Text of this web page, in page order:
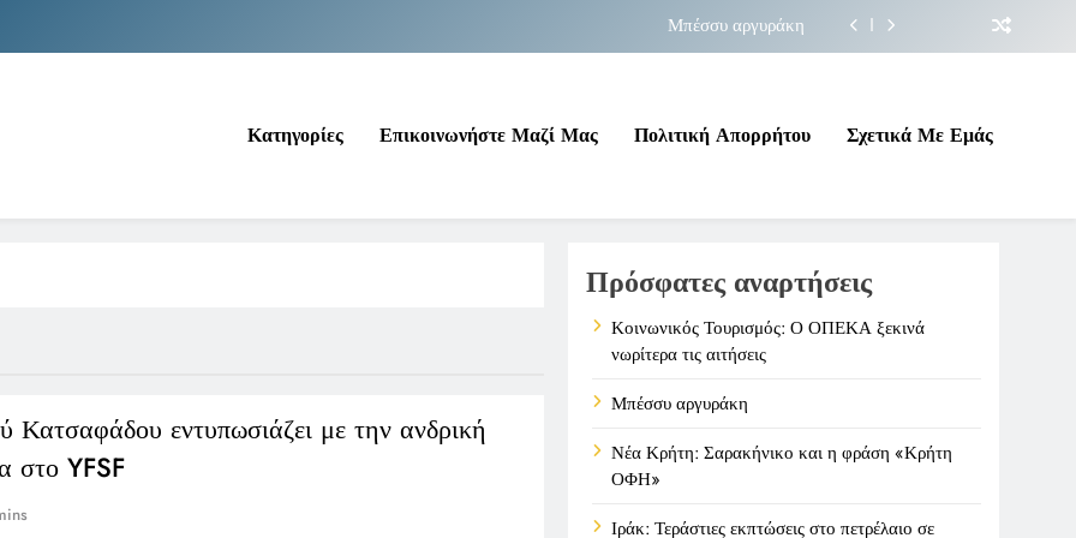
Μπέσσυ αργυράκη
Ιράκ: Τεράστιες εκπτώσεις στο πετρέλαιο σε επικίνδυνη γεωπολιτική συγκυρία
Μπέσσυ αργυράκη
Νέα Κρήτη: Σαρακήνικο και η φράση «Κρήτη ΟΦΗ»
Ιράκ: Τεράστιες εκπτώσεις στο πετρέλαιο σε επικίνδυνη γεωπολιτική συγκυρία
Κατηγορίες Επικοινωνήστε Μαζί Μας Πολιτική Απορρήτου Σχετικά Με Εμάς
Κατσαφάδου εντυπωσιάζει με την ανδρική
στο YFSF
Πρόσφατες αναρτήσεις
Κοινωνικός Τουρισμός: Ο ΟΠΕΚΑ ξεκινά
νωρίτερα τις αιτήσεις
Μπέσσυ αργυράκη
Νέα Κρήτη: Σαρακήνικο και η φράση «Κρήτη
ΟΦΗ»
Ιράκ: Τεράστιες εκπτώσεις στο πετρέλαιο σε